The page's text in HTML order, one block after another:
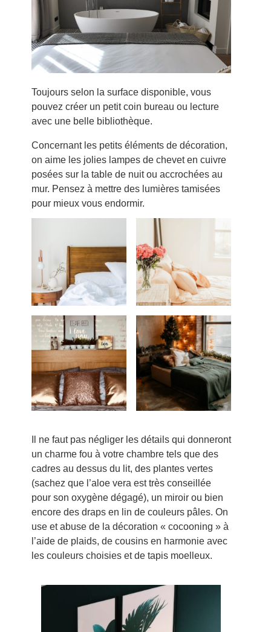
Toujours selon la surface disponible, vous
pouvez créer un petit coin bureau ou lecture
avec une belle bibliothèque.
Concernant les petits éléments de décoration,
on aime les jolies lampes de chevet en cuivre
posées sur la table de nuit ou accrochées au
mur. Pensez à mettre des lumières tamisées
pour mieux vous endormir.
Il ne faut pas négliger les détails qui donneront
un charme fou à votre chambre tels que des
cadres au dessus du lit, des plantes vertes
(sachez que l’aloe vera est très conseillée
pour son oxygène dégagé), un miroir ou bien
encore des draps en lin de couleurs pâles. On
use et abuse de la décoration « cocooning » à
l’aide de plaids, de cousins en harmonie avec
les couleurs choisies et de tapis moelleux.